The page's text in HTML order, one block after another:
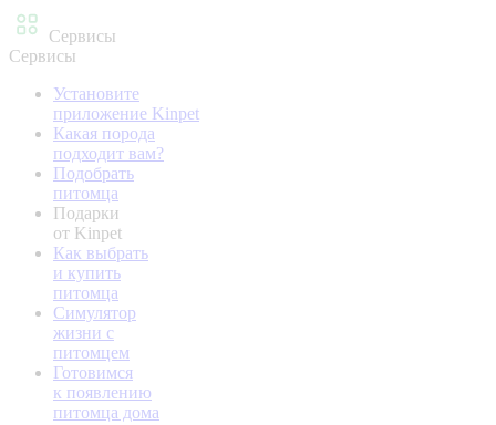
Сервисы
Сервисы
Установите
приложение Kinpet
Какая порода
подходит вам?
Подобрать
питомца
Подарки
от Kinpet
Как выбрать
и купить
питомца
Симулятор
жизни с
питомцем
Готовимся
к появлению
питомца дома